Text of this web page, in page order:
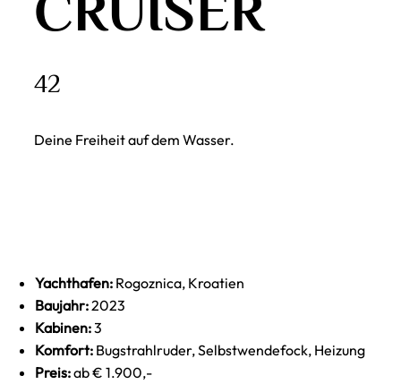
42
Deine Freiheit auf dem Wasser.
Yachthafen: Rogoznica, Kroatien
Baujahr:2023
Kabinen:3
Komfort: Bugstrahlruder, Selbstwendefock, Heizung
Preis:ab € 1.900,-